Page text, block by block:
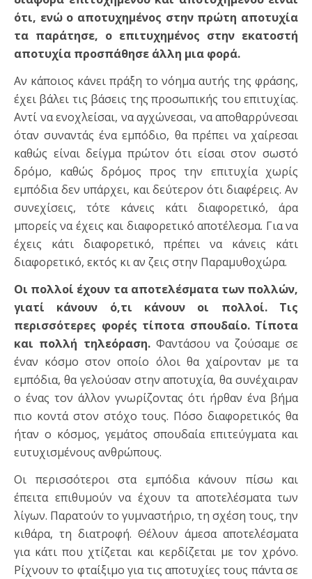
ότι, ενώ ο αποτυχημένος στην πρώτη αποτυχία
τα παράτησε, ο επιτυχημένος στην εκατοστή
αποτυχία προσπάθησε άλλη μια φορά.
Αν κάποιος κάνει πράξη το νόημα αυτής της φράσης,
έχει βάλει τις βάσεις της προσωπικής του επιτυχίας.
Αντί να ενοχλείσαι, να αγχώνεσαι, να αποθαρρύνεσαι
όταν συναντάς ένα εμπόδιο, θα πρέπει να χαίρεσαι
καθώς είναι δείγμα πρώτον ότι είσαι στον σωστό
δρόμο, καθώς δρόμος προς την επιτυχία χωρίς
εμπόδια δεν υπάρχει, και δεύτερον ότι διαφέρεις. Αν
συνεχίσεις, τότε κάνεις κάτι διαφορετικό, άρα
μπορείς να έχεις και διαφορετικό αποτέλεσμα. Για να
έχεις κάτι διαφορετικό, πρέπει να κάνεις κάτι
διαφορετικό, εκτός κι αν ζεις στην Παραμυθοχώρα.
Οι πολλοί έχουν τα αποτελέσματα των πολλών,
γιατί κάνουν ό,τι κάνουν οι πολλοί. Τις
περισσότερες φορές τίποτα σπουδαίο. Τίποτα
και πολλή τηλεόραση. Φαντάσου να ζούσαμε σε
έναν κόσμο στον οποίο όλοι θα χαίρονταν με τα
εμπόδια, θα γελούσαν στην αποτυχία, θα συνέχαιραν
ο ένας τον άλλον γνωρίζοντας ότι ήρθαν ένα βήμα
πιο κοντά στον στόχο τους. Πόσο διαφορετικός θα
ήταν ο κόσμος, γεμάτος σπουδαία επιτεύγματα και
ευτυχισμένους ανθρώπους.
Οι περισσότεροι στα εμπόδια κάνουν πίσω και
έπειτα επιθυμούν να έχουν τα αποτελέσματα των
λίγων. Παρατούν το γυμναστήριο, τη σχέση τους, την
κιθάρα, τη διατροφή. Θέλουν άμεσα αποτελέσματα
για κάτι που χτίζεται και κερδίζεται με τον χρόνο.
Ρίχνουν το φταίξιμο για τις αποτυχίες τους πάντα σε